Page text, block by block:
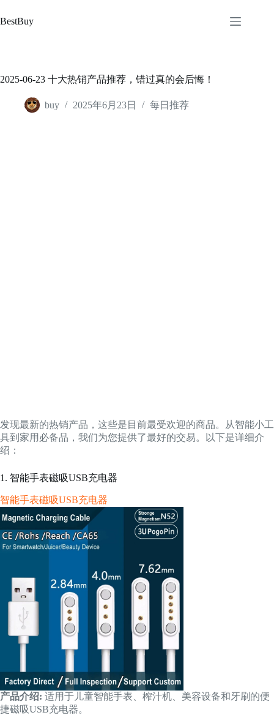
至
BestBuy
2025-06-23 十大热销产品推荐，错过真的会后悔！
buy 2025年6月23日 每日推荐
发现最新的热销产品，这些是目前最受欢迎的商品。从智能小工
具到家用必备品，我们为您提供了最好的交易。以下是详细介
绍：
1. 智能手表磁吸USB充电器
智能手表磁吸USB充电器
产品介绍: 适用于儿童智能手表、榨汁机、美容设备和牙刷的便
捷磁吸USB充电器。